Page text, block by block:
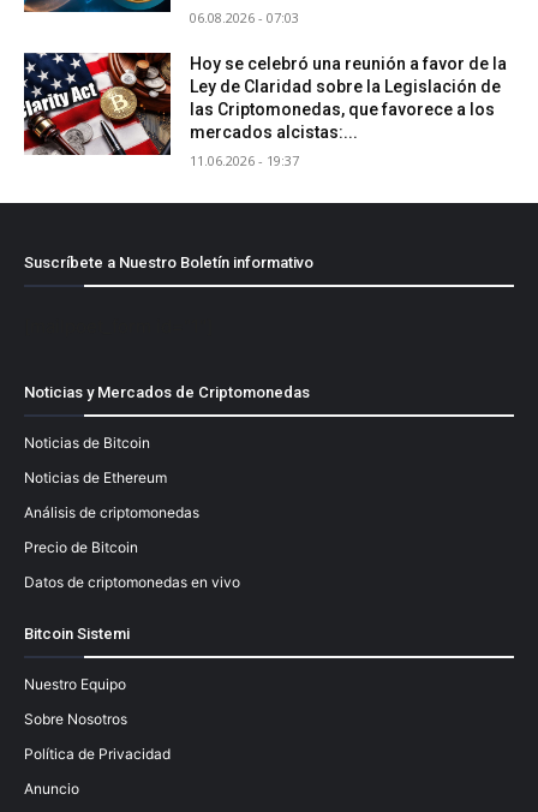
06.08.2026 - 07:03
Hoy se celebró una reunión a favor de la
Ley de Claridad sobre la Legislación de
las Criptomonedas, que favorece a los
mercados alcistas:...
11.06.2026 - 19:37
Suscríbete a Nuestro Boletín informativo
Noticias y Mercados de Criptomonedas
Noticias de Bitcoin
Noticias de Ethereum
Análisis de criptomonedas
Precio de Bitcoin
Datos de criptomonedas en vivo
Bitcoin Sistemi
Nuestro Equipo
Sobre Nosotros
Política de Privacidad
Anuncio